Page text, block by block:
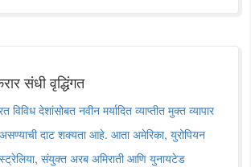
संधी वृद्धिंगत
विविध देशांसोबत नवीन मर्यादित व्याप्तीत मुक्त व्यापार
असण्याची दाट शक्यता आहे. आता अमेरिका, युरोपियन
संयुक्त अरब अमिराती आणि युनायटेड